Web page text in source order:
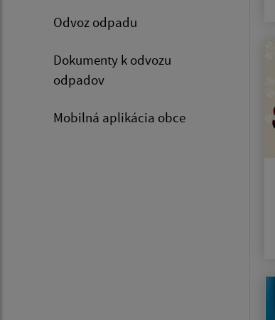
Odvoz odpadu
Dokumenty k odvozu
odpadov
Mobilná aplikácia obce